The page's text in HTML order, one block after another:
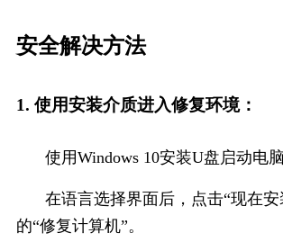
安全解决方法
1. 使用安装介质进入修复环境：
使用Windows 10安装U盘启动电脑
在语言选择界面后，点击“现在安
的“修复计算机”。